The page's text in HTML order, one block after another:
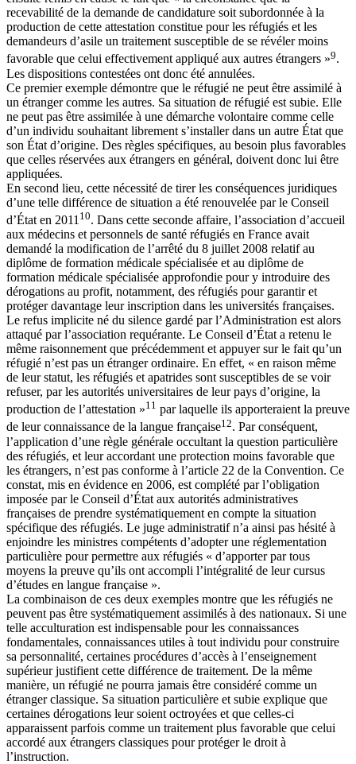
recevabilité de la demande de candidature soit subordonnée à la
production de cette attestation constitue pour les réfugiés et les
demandeurs d’asile un traitement susceptible de se révéler moins
favorable que celui effectivement appliqué aux autres étrangers »9.
Les dispositions contestées ont donc été annulées.
Ce premier exemple démontre que le réfugié ne peut être assimilé à
un étranger comme les autres. Sa situation de réfugié est subie. Elle
ne peut pas être assimilée à une démarche volontaire comme celle
d’un individu souhaitant librement s’installer dans un autre État que
son État d’origine. Des règles spécifiques, au besoin plus favorables
que celles réservées aux étrangers en général, doivent donc lui être
appliquées.
En second lieu, cette nécessité de tirer les conséquences juridiques
d’une telle différence de situation a été renouvelée par le Conseil
d’État en 2011 10. Dans cette seconde affaire, l’association d’accueil
aux médecins et personnels de santé réfugiés en France avait
demandé la modification de l’arrêté du 8 juillet 2008 relatif au
diplôme de formation médicale spécialisée et au diplôme de
formation médicale spécialisée approfondie pour y introduire des
dérogations au profit, notamment, des réfugiés pour garantir et
protéger davantage leur inscription dans les universités françaises.
Le refus implicite né du silence gardé par l’Administration est alors
attaqué par l’association requérante. Le Conseil d’État a retenu le
même raisonnement que précédemment et appuyer sur le fait qu’un
réfugié n’est pas un étranger ordinaire. En effet, « en raison même
de leur statut, les réfugiés et apatrides sont susceptibles de se voir
refuser, par les autorités universitaires de leur pays d’origine, la
production de l’attestation »11 par laquelle ils apporteraient la preuve
de leur connaissance de la langue française12. Par conséquent,
l’application d’une règle générale occultant la question particulière
des réfugiés, et leur accordant une protection moins favorable que
les étrangers, n’est pas conforme à l’article 22 de la Convention. Ce
constat, mis en évidence en 2006, est complété par l’obligation
imposée par le Conseil d’État aux autorités administratives
françaises de prendre systématiquement en compte la situation
spécifique des réfugiés. Le juge administratif n’a ainsi pas hésité à
enjoindre les ministres compétents d’adopter une réglementation
particulière pour permettre aux réfugiés « d’apporter par tous
moyens la preuve qu’ils ont accompli l’intégralité de leur cursus
d’études en langue française ».
La combinaison de ces deux exemples montre que les réfugiés ne
peuvent pas être systématiquement assimilés à des nationaux. Si une
telle acculturation est indispensable pour les connaissances
fondamentales, connaissances utiles à tout individu pour construire
sa personnalité, certaines procédures d’accès à l’enseignement
supérieur justifient cette différence de traitement. De la même
manière, un réfugié ne pourra jamais être considéré comme un
étranger classique. Sa situation particulière et subie explique que
certaines dérogations leur soient octroyées et que celles-ci
apparaissent parfois comme un traitement plus favorable que celui
accordé aux étrangers classiques pour protéger le droit à
l’instruction.